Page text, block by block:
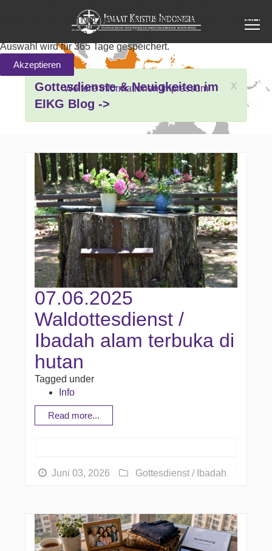
x
Gottesdienste & Neuigkeiten im
EIKG Blog ->
07.06.2025
Waldottesdienst /
Ibadah alam terbuka di
hutan
Tagged under
Info
Read more...
Juni 03, 2026 Gottesdienst / Ibadah
EIKG / JKI. Mit der Nutzung unserer Dienste erklären Sie sich
damit einverstanden, dass wir Cookies verwenden. Ihre
Auswahl wird für 365 Tage gespeichert.
Akzeptieren
Weitere Informationen Impressum